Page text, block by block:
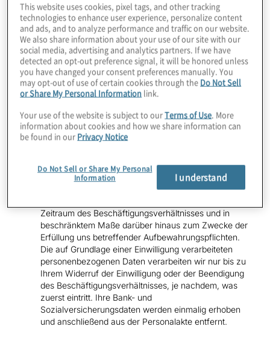
gekennzeichnet sind für die Durchführung des
Beschäftigungsverhältnisses und zur Einhaltung
gesetzlicher Vorgaben für den Arbeitgeber zwingend
erforderlich.
Rechtsgrundlage:Wir verarbeiten diese Daten zur
Durchführung des Beschäftigungsverhältnisses nach
Art. 6 Abs. 1 lit b. DSGVO und zur Erfüllung unserer
DSGVO in Verbindung mit sozialgesetzlichen und
steuerrechtlichen Bestimmungen. Ihre Einwilligung
erheben wir hinsichtlich der Aufnahme von Fotos und
6 Abs. 1 lit a. DSGVO.
Wir speichern Ihre
Zeitraum des Beschäftigungsverhältnisses und in
beschränktem Maße darüber hinaus zum Zwecke der
Erfüllung uns betreffender Aufbewahrungspflichten.
Die auf Grundlage einer Einwilligung verarbeiteten
personenbezogenen Daten verarbeiten wir nur bis zu
Ihrem Widerruf der Einwilligung oder der Beendigung
des Beschäftigungsverhältnisses, je nachdem, was
zuerst eintritt. Ihre Bank- und
Sozialversicherungsdaten werden einmalig erhoben
und anschließend aus der Personalakte entfernt.
This website uses cookies, pixel tags, and other tracking
technologies to enhance user experience, personalize content
and ads, and to analyze performance and traffic on our website.
We also share information about your use of our site with our
social media, advertising and analytics partners. If we have
detected an opt-out preference signal, it will be honored unless
you have changed your consent preferences manually. You
may opt-out of use of certain cookies through the Do Not Sell
or Share My Personal Information link.
Your use of the website is subject to ourTerms of Use. More
information about cookies and how we share information can
be found in our Privacy Notice
Do Not Sell or Share My Personal
Information
I understand